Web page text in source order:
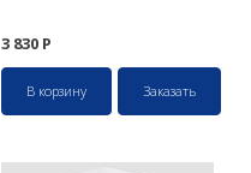
3 830 Р
В корзину Заказать